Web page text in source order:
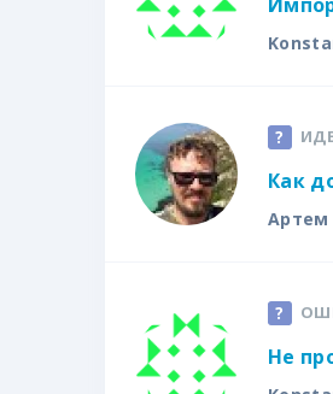
Как
Артем
Не